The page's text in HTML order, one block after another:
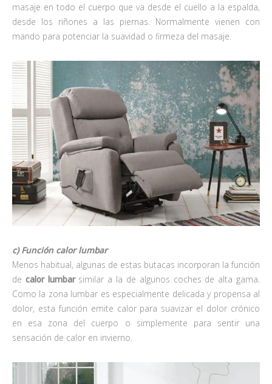
masaje en todo el cuerpo que va desde el cuello a la espalda,
desde los riñones a las piernas. Normalmente vienen con
mando para potenciar la suavidad o firmeza del masaje.
c) Función calor lumbar
Menos habitual, algunas de estas butacas incorporan la función
de calor lumbarsimilar a la de algunos coches de alta gama.
Como la zona lumbar es especialmente delicada y propensa al
dolor, esta función emite calor para suavizar el dolor crónico
en esa zona del cuerpo o simplemente para sentir una
sensación de calor en invierno.